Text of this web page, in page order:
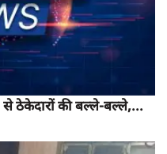
ठेकेदारों की बल्ले-बल्ले,...